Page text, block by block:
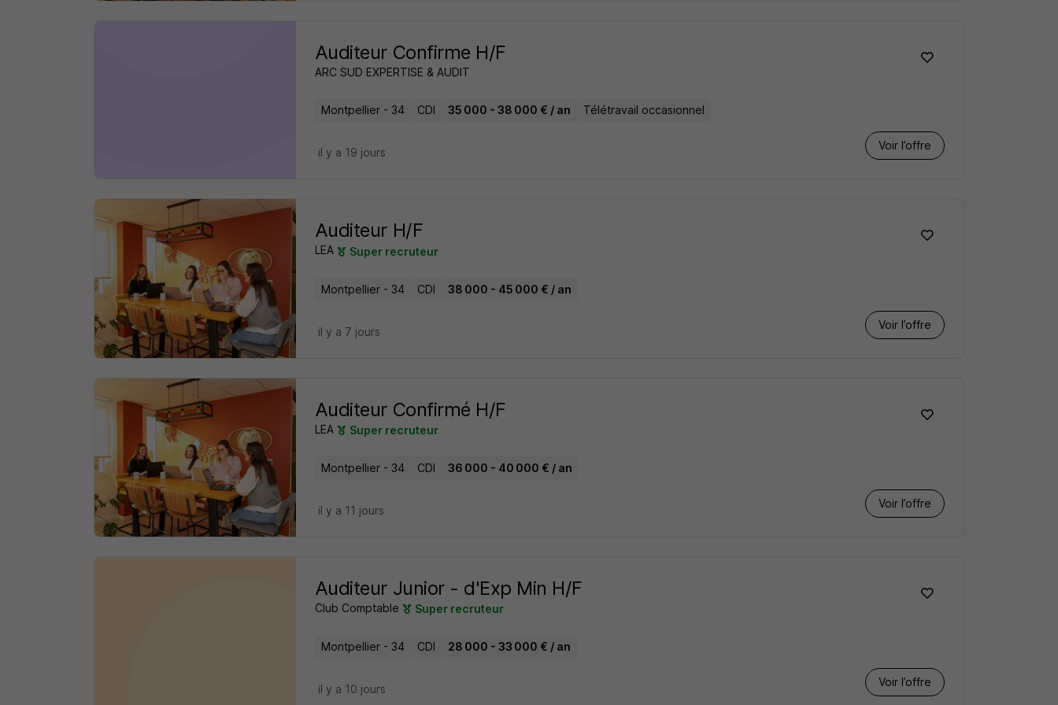
Auditeur Confirme H/F
ARC SUD EXPERTISE & AUDIT
Montpellier - 34 CDI 35 000 - 38 000 € / an Télétravail occasionnel
Voir l’offre
il y a 19 jours
Auditeur H/F
LEA Super recruteur
Montpellier - 34 CDI 38 000 - 45 000 € / an
Voir l’offre
il y a 7 jours
Auditeur Confirmé H/F
LEA Super recruteur
Montpellier - 34 CDI 36 000 - 40 000 € / an
Voir l’offre
il y a 11 jours
Auditeur Junior - d'Exp Min H/F
Club Comptable Super recruteur
Montpellier - 34 CDI 28 000 - 33 000 € / an
Voir l’offre
il y a 10 jours